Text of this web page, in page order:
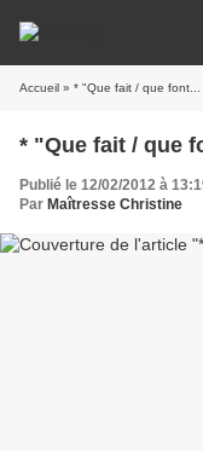
Accueil » * "Que fait / que
* "Que fait / que
Publié le 12/02/2012 à
Par Maîtresse Christine